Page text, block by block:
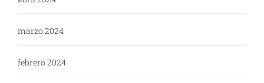
marzo 2024
febrero 2024